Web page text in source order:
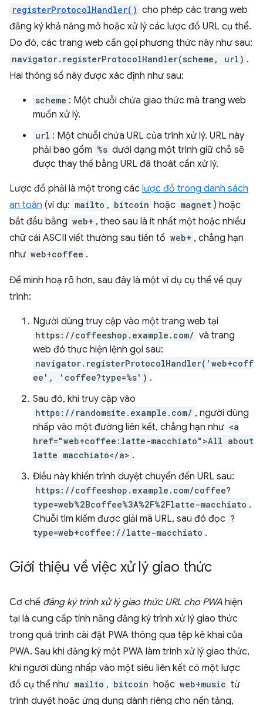
registerProtocolHandler() cho phép các trang web
đăng ký khả năng mở hoặc xử lý các lược đồ URL cụ thể.
Do đó, các trang web cần gọi phương thức này như sau:
navigator.registerProtocolHandler(scheme, url) .
Hai thông số này được xác định như sau:
scheme : Một chuỗi chứa giao thức mà trang web
muốn xử lý.
url : Một chuỗi chứa URL của trình xử lý. URL này
phải bao gồm %s dưới dạng một trình giữ chỗ sẽ
được thay thế bằng URL đã thoát cần xử lý.
Lược đồ phải là một trong các lược đồ trong danh sách
an toàn (ví dụ: mailto , bitcoin hoặc magnet ) hoặc
bắt đầu bằng web+ , theo sau là ít nhất một hoặc nhiều
chữ cái ASCII viết thường sau tiền tố web+ , chẳng hạn
như web+coffee .
Để minh hoạ rõ hơn, sau đây là một ví dụ cụ thể về quy
trình:
Người dùng truy cập vào một trang web tại
https://coffeeshop.example.com/ và trang
web đó thực hiện lệnh gọi sau:
navigator.registerProtocolHandler('web+coff
ee', 'coffee?type=%s') .
Sau đó, khi truy cập vào
https://randomsite.example.com/ , người dùng
nhấp vào một đường liên kết, chẳng hạn như <a
href="web+coffee:latte-macchiato">All about
latte macchiato</a> .
Điều này khiến trình duyệt chuyển đến URL sau:
https://coffeeshop.example.com/coffee?
type=web%2Bcoffee%3A%2F%2Flatte-macchiato .
Chuỗi tìm kiếm được giải mã URL, sau đó đọc ?
type=web+coffee://latte-macchiato .
Giới thiệu về việc xử lý giao thức
Cơ chế đăng ký trình xử lý giao thức URL cho PWA hiện
tại là cung cấp tính năng đăng ký trình xử lý giao thức
trong quá trình cài đặt PWA thông qua tệp kê khai của
PWA. Sau khi đăng ký một PWA làm trình xử lý giao thức,
khi người dùng nhấp vào một siêu liên kết có một lược
đồ cụ thể như mailto , bitcoin hoặc web+music từ
trình duyệt hoặc ứng dụng dành riêng cho nền tảng,